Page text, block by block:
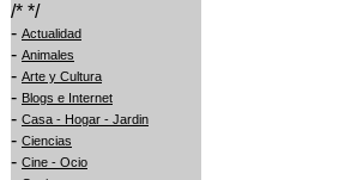
/* */
- Actualidad
- Animales
- Arte y Cultura
- Blogs e Internet
- Casa - Hogar - Jardin
- Ciencias
- Cine - Ocio